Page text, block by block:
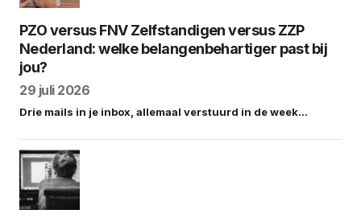
PZO versus FNV Zelfstandigen versus ZZP
Nederland: welke belangenbehartiger past bij
jou?
29 juli 2026
Drie mails in je inbox, allemaal verstuurd in de week…